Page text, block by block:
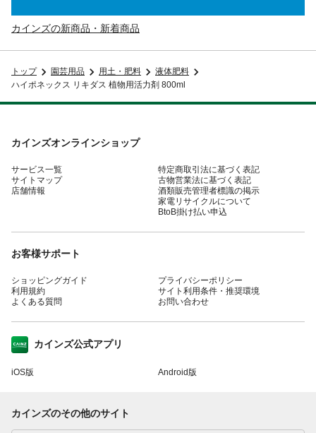
カインズの新商品・新着商品
トップ 園芸用品 用土・肥料
液体肥料
ハイポネックス リキダス 植物用活力剤 800ml
カインズオンラインショップ
サービス一覧
サイトマップ
店舗情報
特定商取引法に基づく表記
古物営業法に基づく表記
酒類販売管理者標識の掲示
家電リサイクルについて
BtoB掛け払い申込
お客様サポート
ショッピングガイド
利用規約
よくある質問
プライバシーポリシー
サイト利用条件・推奨環境
お問い合わせ
カインズ公式アプリ
iOS版 Android版
カインズのその他のサイト